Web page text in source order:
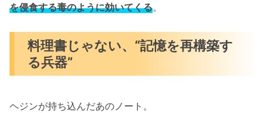
を侵食する毒のように効いてくる。
料理書じゃない、“記憶を再構築す
る兵器”
ヘジンが持ち込んだあのノート。